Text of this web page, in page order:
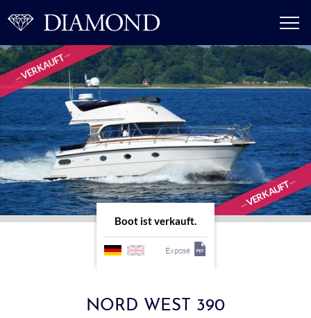
VERKAUFT
VERKAUFT
Boot ist verkauft.
Exposé
NORD WEST 390